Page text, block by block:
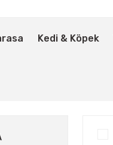
Kedi & Köpek